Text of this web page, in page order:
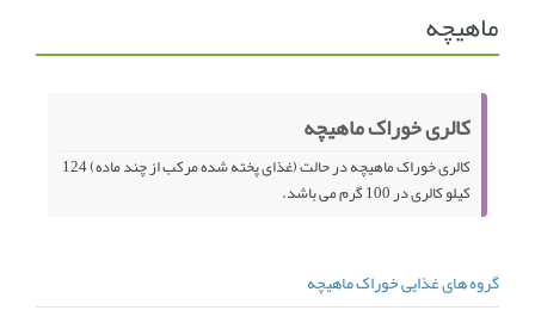
فهرست مواد غذاییماهیچه
کالری خوراک ماهیچه
کالری خوراک ماهیچه در حالت (غذای پخته شده مرکب از چند ماده) 124
کیلو کالری در 100 گرم می باشد.
گروه های غذایی خوراک ماهیچه